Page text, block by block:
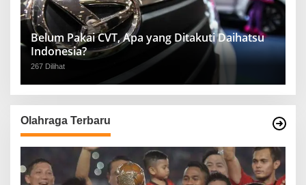
Belum Pakai CVT, Apa yang Ditakuti Daihatsu
Indonesia?
267 Dilihat
Olahraga Terbaru